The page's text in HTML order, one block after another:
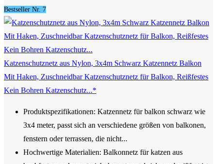
Bestseller Nr. 7
Katzenschutznetz aus Nylon, 3x4m Schwarz Katzennetz Balkon
Mit Haken, Zuschneidbar Katzenschutznetz für Balkon, Reißfestes
Kein Bohren Katzenschutz...*
Produktspezifikationen: Katzennetz für balkon schwarz wie
3x4 meter, passt sich an verschiedene größen von balkonen,
fenstern oder terrassen, die nicht...
Hochwertige Materialien: Balkonnetz für katzen aus